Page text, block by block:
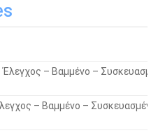
Έλεγχος – Βαμμένο –
– Βαμμένο – Συσκευασμένο